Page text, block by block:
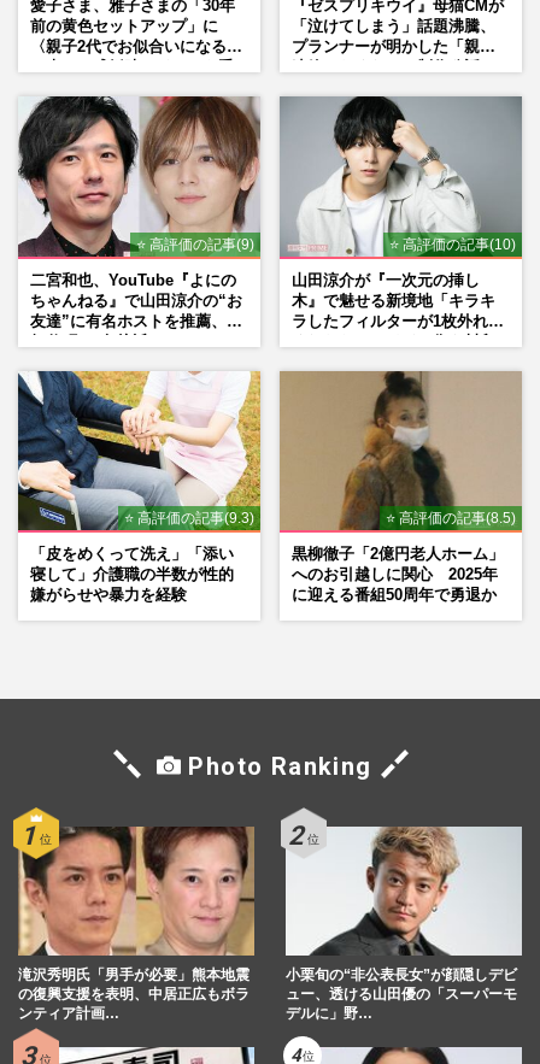
愛子さま、雅子さまの「30年
前の黄色セットアップ」に
〈親子2代でお似合いになる〉
『ゼスプリキウイ』母猫CMが
「泣けてしまう」話題沸騰、
プランナーが明かした「親に
⭐ 高評価の記事(9)
二宮和也、YouTube『よにの
ちゃんねる』で山田涼介の“お
友達”に有名ホストを推薦、歌
⭐ 高評価の記事(10)
山田涼介が『一次元の挿し
木』で魅せる新境地「キラキ
ラしたフィルターが1枚外れて
⭐ 高評価の記事(9.3)
「皮をめくって洗え」「添い
寝して」介護職の半数が性的
嫌がらせや暴力を経験
⭐ 高評価の記事(8.5)
黒柳徹子「2億円老人ホーム」
へのお引越しに関心 2025年
に迎える番組50周年で勇退か
Photo Ranking
滝沢秀明氏「男手が必要」熊本地震
の復興支援を表明、中居正広もボラ
ンティア計画…
小栗旬の“非公表長女”が顔隠しデビ
ュー、透ける山田優の「スーパーモ
デルに」野…